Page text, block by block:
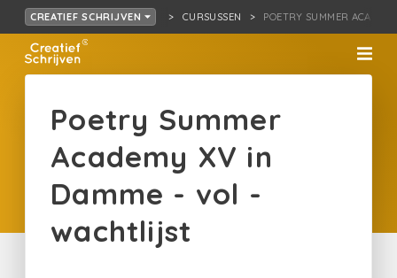
CREATIEF SCHRIJVEN CURSUSSEN POETRY SUMMER
Poetry Summer
Academy XV in
Damme - vol -
wachtlijst